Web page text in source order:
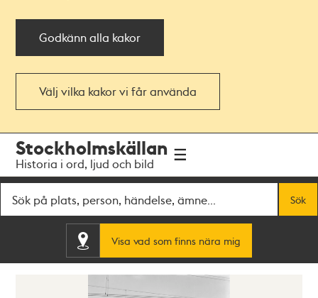
Godkänn alla kakor
Välj vilka kakor vi får använda
navigationen
huvudinnehållet
Stockholmskällan
Historia i ord, ljud och bild
Sök
Visa vad som finns nära mig